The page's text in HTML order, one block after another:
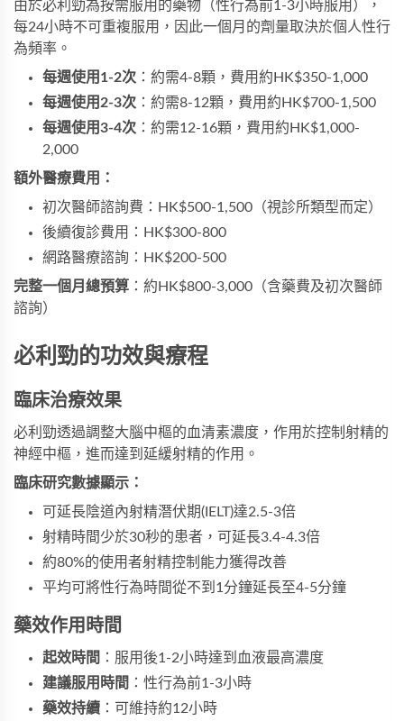
由於必利勁為按需服用的藥物（性行為前1-3小時服用），
每24小時不可重複服用，因此一個月的劑量取決於個人性行
為頻率。
每週使用1-2次 ：約需4-8顆，費用約HK$350-1,000
每週使用2-3次 ：約需8-12顆，費用約HK$700-1,500
每週使用3-4次 ：約需12-16顆，費用約HK$1,000-
2,000
額外醫療費用：
初次醫師諮詢費：HK$500-1,500（視診所類型而定）
後續復診費用：HK$300-800
網路醫療諮詢：HK$200-500
完整一個月總預算 ：約HK$800-3,000（含藥費及初次醫師
諮詢）
必利勁的功效與療程
臨床治療效果
必利勁透過調整大腦中樞的血清素濃度，作用於控制射精的
神經中樞，進而達到延緩射精的作用。
臨床研究數據顯示：
可延長陰道內射精潛伏期(IELT)達2.5-3倍
射精時間少於30秒的患者，可延長3.4-4.3倍
約80%的使用者射精控制能力獲得改善
平均可將性行為時間從不到1分鐘延長至4-5分鐘
藥效作用時間
起效時間 ：服用後1-2小時達到血液最高濃度
建議服用時間 ：性行為前1-3小時
藥效持續 ：可維持約12小時